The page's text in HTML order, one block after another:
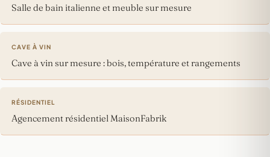
Salle de bain italienne et meuble sur mesure
CAVE À VIN
Cave à vin sur mesure : bois, température et rangements
RÉSIDENTIEL
Agencement résidentiel MaisonFabrik